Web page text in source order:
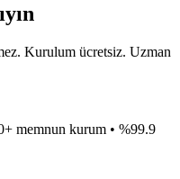
Kurulum ücretsiz. Uzman
memnun kurum • %99.9